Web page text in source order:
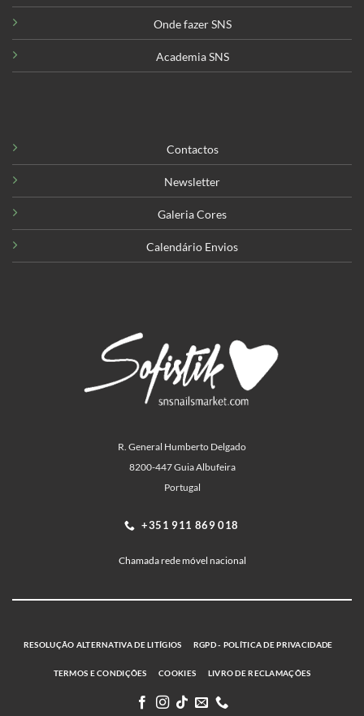
Onde fazer SNS
Academia SNS
Contactos
Newsletter
Galeria Cores
Calendário Envios
R. General Humberto Delgado
8200-447 Guia Albufeira
Portugal
+351 911 869 018
Chamada rede móvel nacional
RESOLUÇÃO ALTERNATIVA DE LITÍGIOS RGPD - POLÍTICA DE PRIVACIDADE
TERMOS E CONDIÇÕES COOKIES LIVRO DE RECLAMAÇÕES